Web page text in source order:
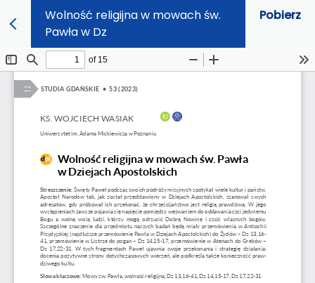
Wolność religijna w mowach św.
Pawła w Dz
Pobierz